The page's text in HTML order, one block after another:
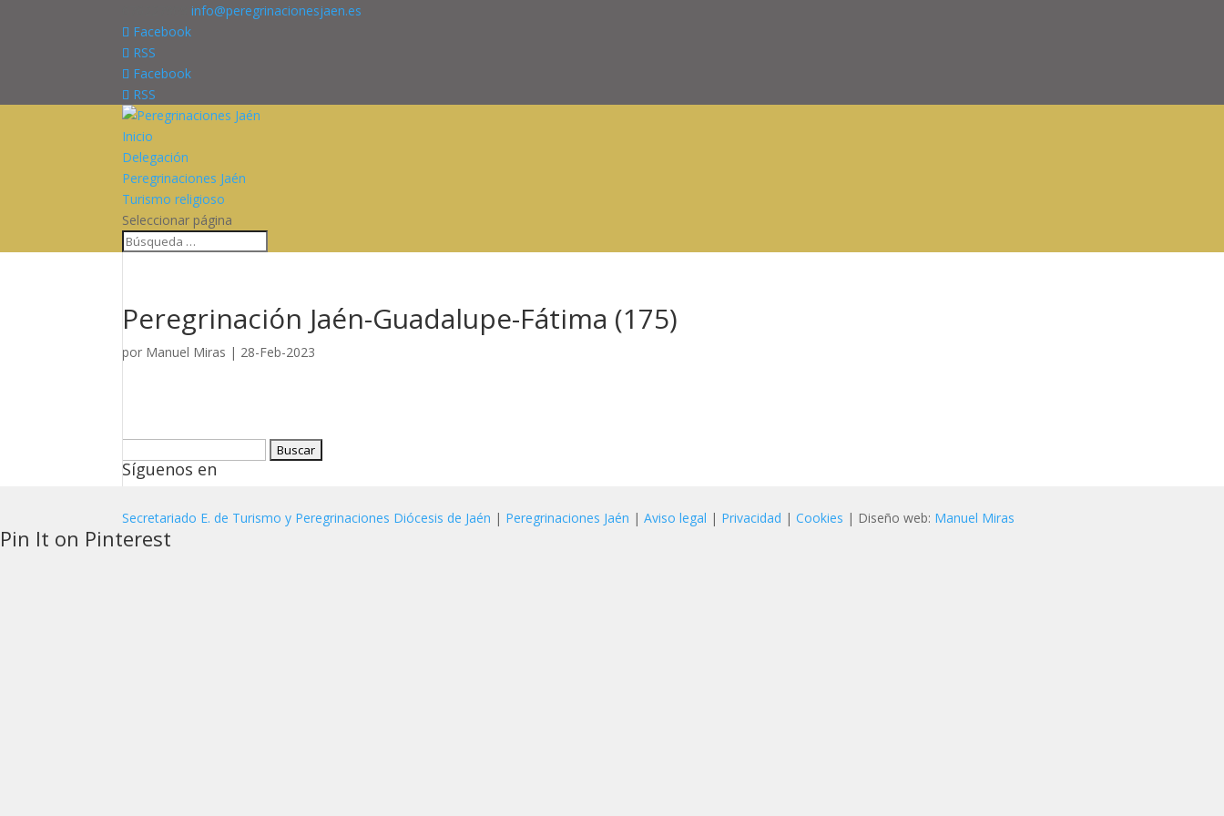
info@peregrinacionesjaen.es
Facebook
RSS
Facebook
RSS
Inicio
Delegación
Peregrinaciones Jaén
Turismo religioso
Seleccionar página
Peregrinación Jaén-Guadalupe-Fátima (175)
por Manuel Miras | 28-Feb-2023
Síguenos en
Secretariado E. de Turismo y Peregrinaciones Diócesis de Jaén | Peregrinaciones Jaén |Aviso legal | Privacidad |Cookies | Diseño web: Manuel Miras
Pin It on Pinterest